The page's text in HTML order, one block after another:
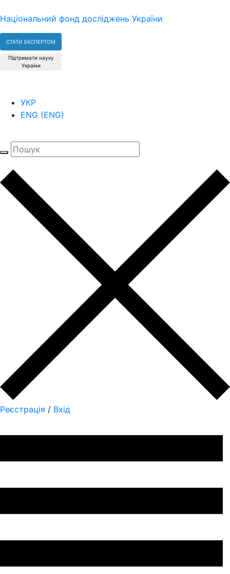
Національний фонд досліджень України
СТАТИ ЕКСПЕРТОМ
Підтримати науку
України
УКР
ENG (ENG)
Реєстрація / Вхід